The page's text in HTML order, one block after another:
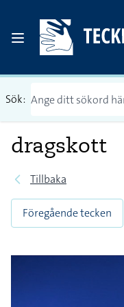
Sök:
dragskott
Tillbaka
Föregående tecken